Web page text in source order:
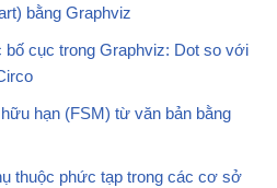
bằng Graphviz
bố cục trong Graphviz: Dot so với
hạn (FSM) từ văn bản bằng
thuộc phức tạp trong các cơ sở